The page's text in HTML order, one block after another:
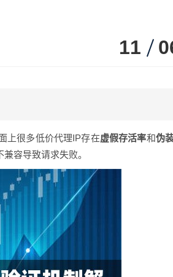
11
上很多低价代理IP存在虚假存活率和伪
容导致请求失败。